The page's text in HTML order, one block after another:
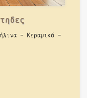
- Κεραμικά -